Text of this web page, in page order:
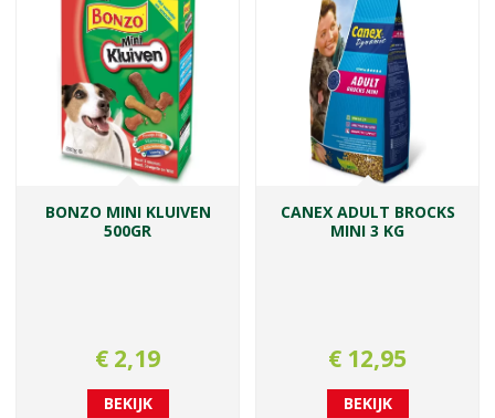
BONZO MINI KLUIVEN
500GR
€ 2,19
BEKIJK
CANEX ADULT BROCKS
MINI 3 KG
€ 12,95
BEKIJK